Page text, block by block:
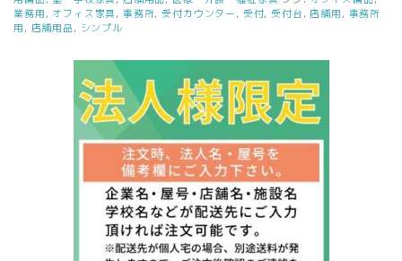
ー
W450
業務用 , オフィス家具 , 事務所, 受付カウンター , 受付, 受付台, 店舗用 , 事務所
用 , 店舗用品, シンプル